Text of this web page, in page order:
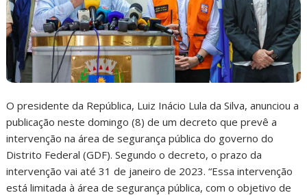
O presidente da República, Luiz Inácio Lula da Silva, anunciou a
publicação neste domingo (8) de um decreto que prevê a
intervenção na área de segurança pública do governo do
Distrito Federal (GDF). Segundo o decreto, o prazo da
intervenção vai até 31 de janeiro de 2023. “Essa intervenção
está limitada à área de segurança pública, com o objetivo de